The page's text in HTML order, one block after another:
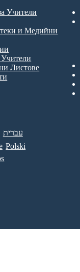
Учители
и Медийни
Листове
עברית
Polski